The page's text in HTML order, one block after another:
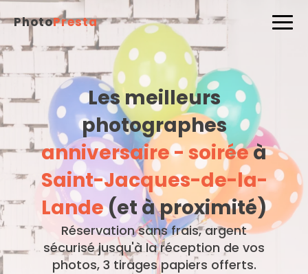
PhotoPresta
Les meilleurs
photographes
anniversaire - soiréeà
Saint-Jacques-de-la-
Lande(et à proximité)
Réservation sans frais, argent
sécurisé jusqu'à la réception de vos
photos, 3 tirages papiers offerts.